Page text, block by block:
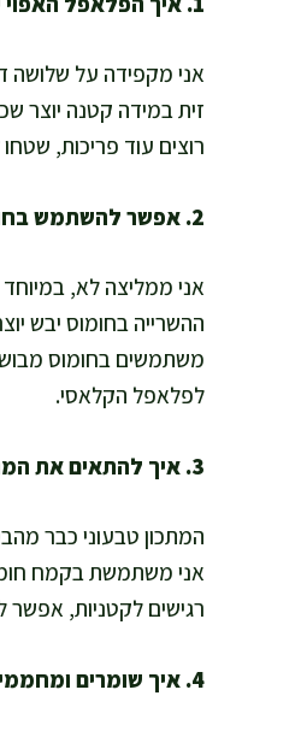
זית במידה קטנה יוצר
רוצים עוד פריכות,
2. אפשר להשתמש בחומוס מבושל מקופסה?
אני ממליצה לא,
ההשרייה בחומוס יבש
משתמשים בחומוס
לפלאפל הקלאסי.
3. איך להתאים את המתכון לטבעונים ולרגישים לגלוטן?
המתכון טבעוני כבר
אני משתמשת בקמח
רגישים לקטניות,
4. איך שומרים ומחממים כדי שלא יתייבש?